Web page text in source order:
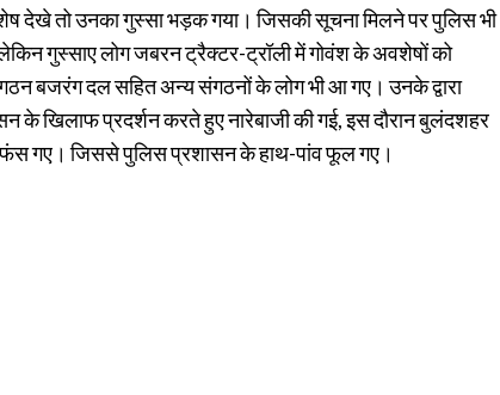
देखे तो उनका गुस्सा भड़क गया। जिसकी सूचना मिलने पर पुलिस भी
गुस्साए लोग जबरन ट्रैक्टर-ट्रॉली में गोवंश के अवशेषों को
बजरंग दल सहित अन्य संगठनों के लोग भी आ गए। उनके द्वारा
खिलाफ प्रदर्शन करते हुए नारेबाजी की गई, इस दौरान बुलंदशहर
फंस गए। जिससे पुलिस प्रशासन के हाथ-पांव फूल गए।